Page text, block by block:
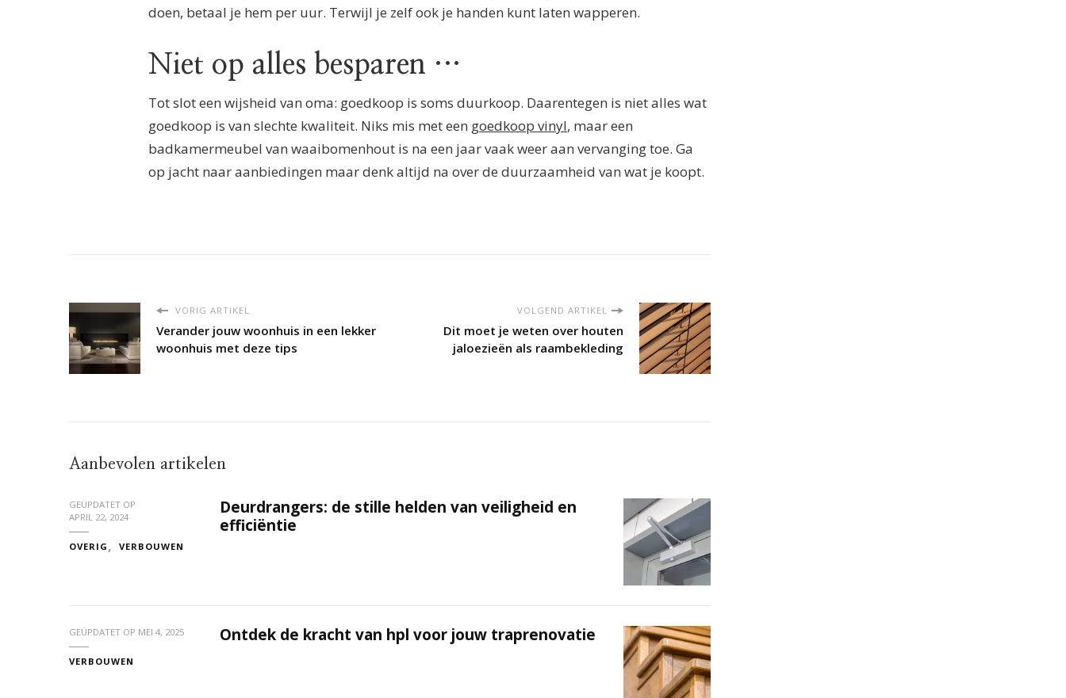
doen, betaal je hem per uur. Terwijl je zelf ook je handen kunt laten wapperen.
Niet op alles besparen …
Tot slot een wijsheid van oma: goedkoop is soms duurkoop. Daarentegen is niet alles wat
goedkoop is van slechte kwaliteit. Niks mis met een goedkoop vinyl, maar een
badkamermeubel van waaibomenhout is na een jaar vaak weer aan vervanging toe. Ga
op jacht naar aanbiedingen maar denk altijd na over de duurzaamheid van wat je koopt.
VORIG ARTIKEL
Verander jouw woonhuis in een lekker
woonhuis met deze tips
VOLGEND ARTIKEL
Dit moet je weten over houten
jaloezieën als raambekleding
Aanbevolen artikelen
GEÜPDATET OP
APRIL 22, 2024
OVERIG VERBOUWEN
Deurdrangers: de stille helden van veiligheid en
efficiëntie
GEÜPDATET OP MEI 4, 2025
VERBOUWEN
Ontdek de kracht van hpl voor jouw traprenovatie